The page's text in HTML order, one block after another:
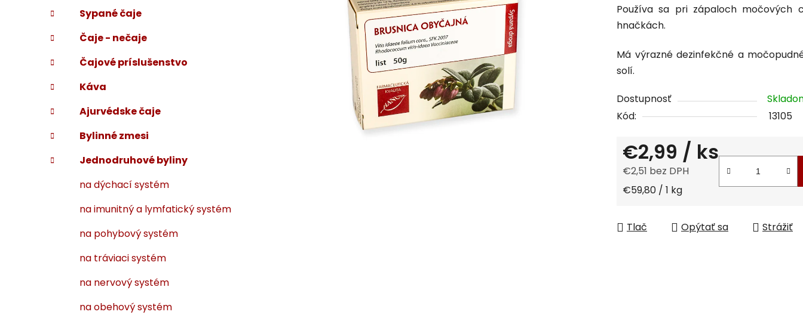
a
n
l
i
Sypané čaje
Čaje - nečaje
Čajové príslušenstvo
Káva
Ajurvédske čaje
Bylinné zmesi
Jednodruhové byliny
na dýchací systém
na imunitný a lymfatický systém
na pohybový systém
na tráviaci systém
na nervový systém
na obehový systém
je
0,0
5
hviezdičiek.
Používa sa pri zápaloch močových
hnačkách.
Má výrazné dezinfekčné a
solí.
Dostupnosť
Kód:
13105
€2,99 / ks
€2,51 bez DPH
Jednotková cena:
€59,80 / 1 kg
Tlač Opýtať sa Strážiť